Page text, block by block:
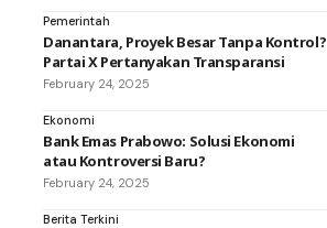
Pemerintah
Danantara, Proyek Besar Tanpa Kontrol?
Partai X Pertanyakan Transparansi
February 24, 2025
Ekonomi
Bank Emas Prabowo: Solusi Ekonomi
atau Kontroversi Baru?
February 24, 2025
Berita Terkini